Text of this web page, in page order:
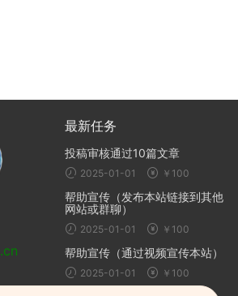
最新任务
投稿审核通过10篇文章
2025-01-01 ￥100
帮助宣传（发布本站链接到其他
网站或群聊）
2025-01-01 ￥100
帮助宣传（通过视频宣传本站）
2025-01-01 ￥100